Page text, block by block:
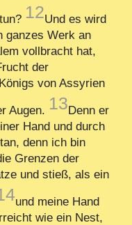
12Und es wird
ganzes Werk an
vollbracht hat,
der
von Assyrien
Augen. 13Denn er
Hand und durch
denn ich bin
Grenzen der
und stieß, als ein
und meine Hand
wie ein Nest,